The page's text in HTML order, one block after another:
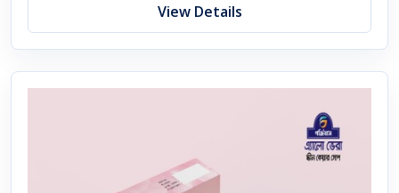
View Details